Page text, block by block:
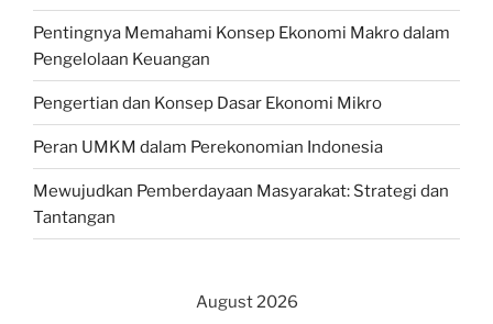
Pentingnya Memahami Konsep Ekonomi Makro dalam
Pengelolaan Keuangan
Pengertian dan Konsep Dasar Ekonomi Mikro
Peran UMKM dalam Perekonomian Indonesia
Mewujudkan Pemberdayaan Masyarakat: Strategi dan
Tantangan
August 2026